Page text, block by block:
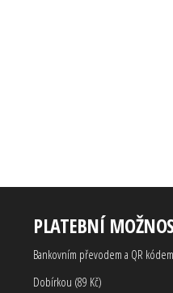
PLATEBNÍ
Bankovním převodem a QR
Dobírkou (89 Kč)